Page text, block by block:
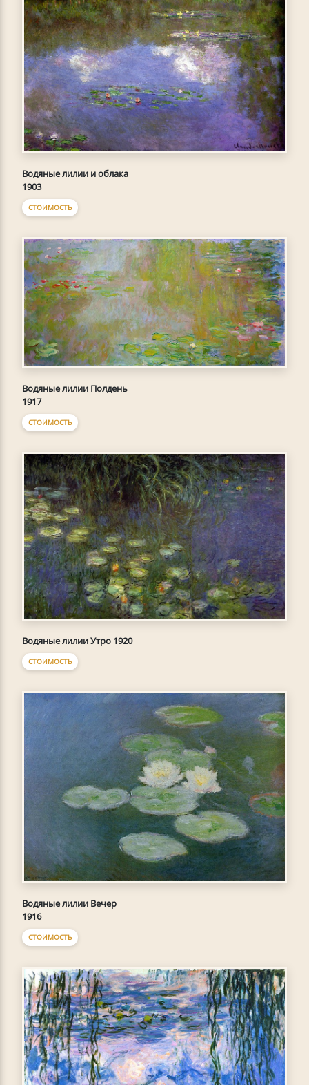
Водяные лилии и облака
1903
СТОИМОСТЬ
Водяные лилии Полдень
1917
СТОИМОСТЬ
Водяные лилии Утро 1920
СТОИМОСТЬ
Водяные лилии Вечер
1916
СТОИМОСТЬ